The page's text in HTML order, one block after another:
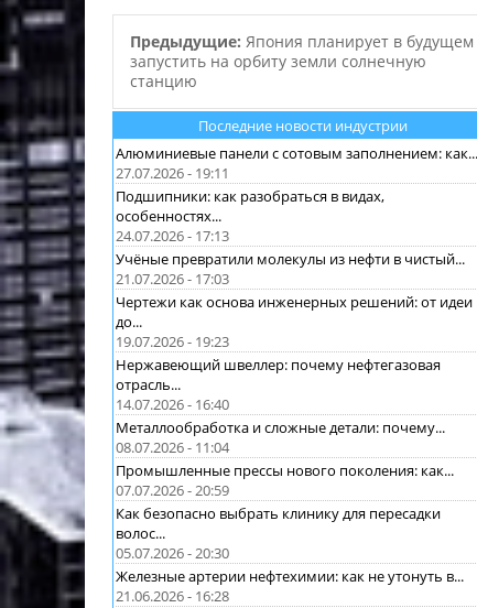
Предыдущие: Япония планирует в будущем
запустить на орбиту земли солнечную
станцию
Последние новости индустрии
Алюминиевые панели с сотовым заполнением: как...
27.07.2026 - 19:11
Подшипники: как разобраться в видах,
особенностях...
24.07.2026 - 17:13
Учёные превратили молекулы из нефти в чистый...
21.07.2026 - 17:03
Чертежи как основа инженерных решений: от идеи
до...
19.07.2026 - 19:23
Нержавеющий швеллер: почему нефтегазовая
отрасль...
14.07.2026 - 16:40
Металлообработка и сложные детали: почему...
08.07.2026 - 11:04
Промышленные прессы нового поколения: как...
07.07.2026 - 20:59
Как безопасно выбрать клинику для пересадки
волос...
05.07.2026 - 20:30
Железные артерии нефтехимии: как не утонуть в...
21.06.2026 - 16:28